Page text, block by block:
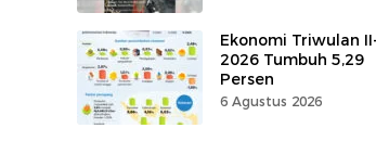
Ekonomi Triwulan II-
2026 Tumbuh 5,29
Persen
6 Agustus 2026